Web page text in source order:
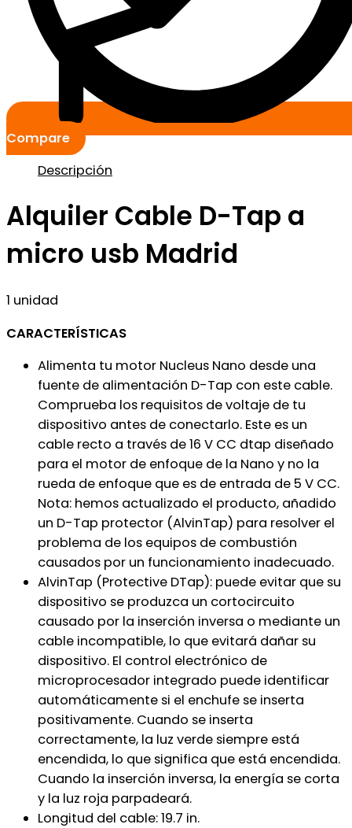
Compare
Descripción
Alquiler Cable D-Tap a
micro usb Madrid
1 unidad
CARACTERÍSTICAS
Alimenta tu motor Nucleus Nano desde una
fuente de alimentación D-Tap con este cable.
Comprueba los requisitos de voltaje de tu
dispositivo antes de conectarlo. Este es un
cable recto a través de 16 V CC dtap diseñado
para el motor de enfoque de la Nano y no la
rueda de enfoque que es de entrada de 5 V CC.
Nota: hemos actualizado el producto, añadido
un D-Tap protector (AlvinTap) para resolver el
problema de los equipos de combustión
causados por un funcionamiento inadecuado.
AlvinTap (Protective DTap): puede evitar que su
dispositivo se produzca un cortocircuito
causado por la inserción inversa o mediante un
cable incompatible, lo que evitará dañar su
dispositivo. El control electrónico de
microprocesador integrado puede identificar
automáticamente si el enchufe se inserta
positivamente. Cuando se inserta
correctamente, la luz verde siempre está
encendida, lo que significa que está encendida.
Cuando la inserción inversa, la energía se corta
y la luz roja parpadeará.
Longitud del cable: 19.7 in.